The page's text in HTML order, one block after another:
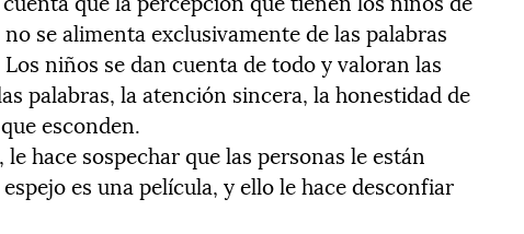
se alimenta exclusivamente de las palabras
niños se dan cuenta de todo y valoran las
palabras, la atención sincera, la honestidad de
esconden.
hace sospechar que las personas le están
es una película, y ello le hace desconfiar